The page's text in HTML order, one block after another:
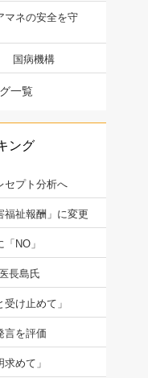
ネの安全を守
国病機構
一覧
ング
セプト分析へ
福祉報酬」に変更
NO」
長島氏
け止めて」
言を評価
めて」